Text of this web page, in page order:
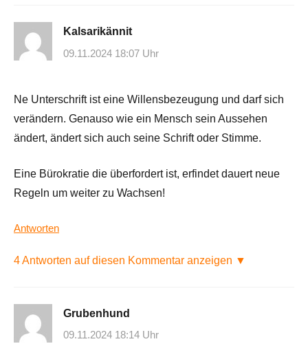
Kalsarikännit
09.11.2024 18:07 Uhr
Ne Unterschrift ist eine Willensbezeugung und darf sich
verändern. Genauso wie ein Mensch sein Aussehen
ändert, ändert sich auch seine Schrift oder Stimme.
Eine Bürokratie die überfordert ist, erfindet dauert neue
Regeln um weiter zu Wachsen!
Antworten
4 Antworten auf diesen Kommentar anzeigen ▼
Grubenhund
09.11.2024 18:14 Uhr